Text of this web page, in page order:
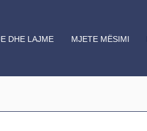
DHE LAJME MJETE MËSIMI